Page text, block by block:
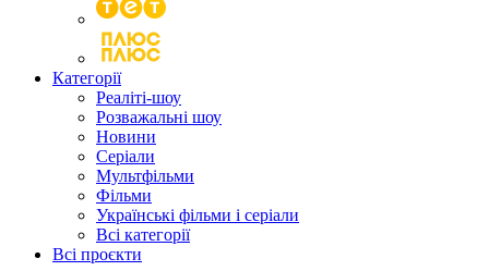
Категорії
Реаліті-шоу
Розважальні шоу
Новини
Серіали
Мультфільми
Фільми
Українські фільми і серіали
Всі категорії
Всі проєкти